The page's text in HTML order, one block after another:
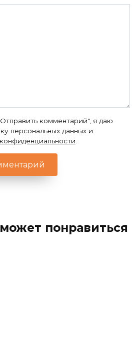
комментарий", я даю
персональных данных и
понравиться